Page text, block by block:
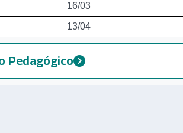
16/03
13/04
Pedagógico